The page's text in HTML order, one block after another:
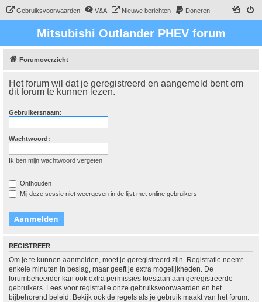
Gebruiksvoorwaarden V&A Nieuwe berichten Doneren
Mitsubishi Outlander PHEV forum
Forumoverzicht
Het forum wil dat je geregistreerd en aangemeld bent om
dit forum te kunnen lezen.
Gebruikersnaam:
Wachtwoord:
Ik ben mijn wachtwoord vergeten
Onthouden
Mij deze sessie niet weergeven in de lijst met online gebruikers
REGISTREER
Om je te kunnen aanmelden, moet je geregistreerd zijn. Registratie neemt
enkele minuten in beslag, maar geeft je extra mogelijkheden. De
forumbeheerder kan ook extra permissies toestaan aan geregistreerde
gebruikers. Lees voor registratie onze gebruiksvoorwaarden en het
bijbehorend beleid. Bekijk ook de regels als je gebruik maakt van het forum.